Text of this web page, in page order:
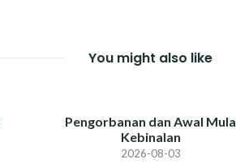
You might also like
Pengorbanan dan Awal Mula
Kebinalan
2026-08-03